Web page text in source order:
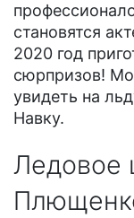
становятся
2020 год
сюрпризов!
увидеть на
Навку.
Ледовое